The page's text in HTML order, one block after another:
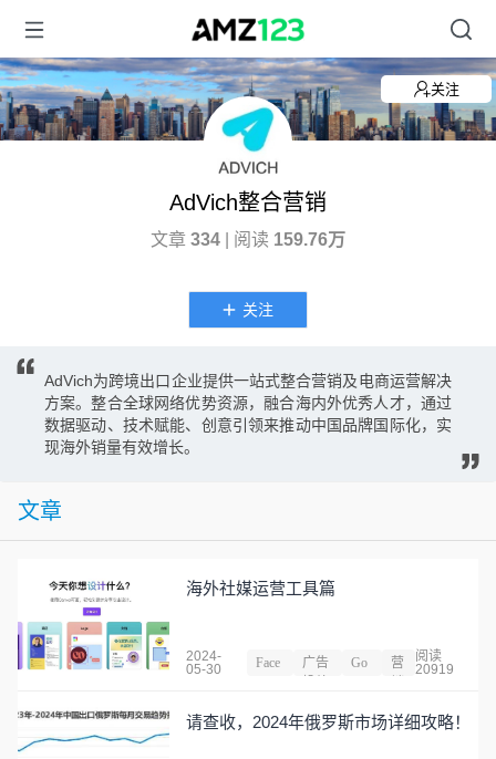
关注
AdVich整合营销
文章 334 | 阅读 159.76万
关注
AdVich为跨境出口企业提供一站式整合营销及电商运营解决
方案。整合全球网络优势资源，融合海内外优秀人才，通过
数据驱动、技术赋能、创意引领来推动中国品牌国际化，实
现海外销量有效增长。
文章
海外社媒运营工具篇
2024-
05-30
Face
广告
Go
营
阅读
20919
请查收，2024年俄罗斯市场详细攻略！